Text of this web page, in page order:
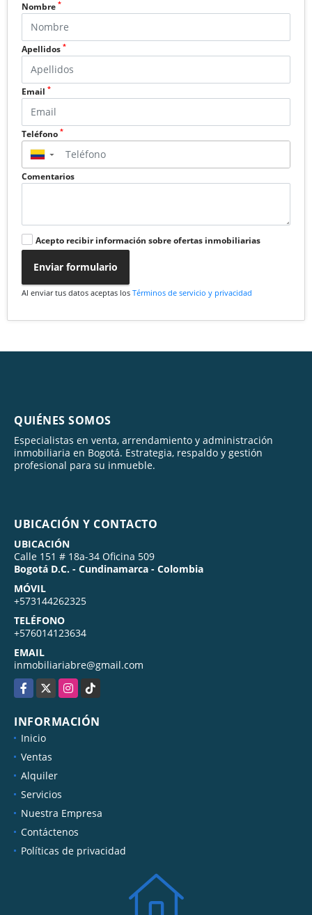
Nombre *
Apellidos *
Email *
Teléfono *
▼
Comentarios
Acepto recibir información sobre ofertas inmobiliarias
Enviar formulario
Al enviar tus datos aceptas los Términos de servicio y privacidad
QUIÉNES SOMOS
Especialistas en venta, arrendamiento y administración
inmobiliaria en Bogotá. Estrategia, respaldo y gestión
profesional para su inmueble.
UBICACIÓN Y CONTACTO
UBICACIÓN
Calle 151 # 18a-34 Oficina 509
Bogotá D.C. - Cundinamarca - Colombia
MÓVIL
+573144262325
TELÉFONO
+576014123634
EMAIL
inmobiliariabre@gmail.com
Facebook
X Instagram
TikTok
INFORMACIÓN
Inicio
Ventas
Alquiler
Servicios
Nuestra Empresa
Contáctenos
Políticas de privacidad